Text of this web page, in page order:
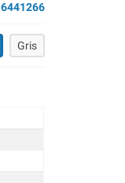
6441266
Gris